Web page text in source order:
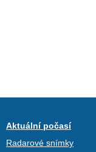
Aktuální počasí
Radarové snímky